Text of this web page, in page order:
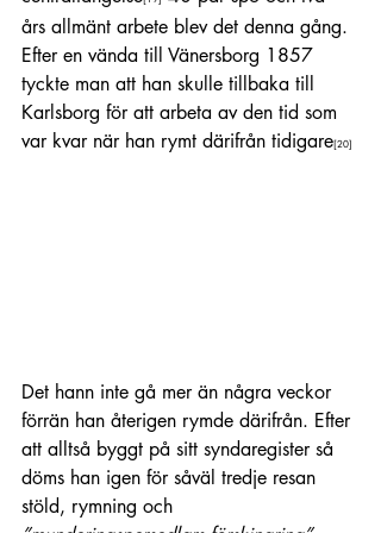
års allmänt arbete blev det denna gång.
Efter en vända till Vänersborg 1857
tyckte man att han skulle tillbaka till
Karlsborg för att arbeta av den tid som
var kvar när han rymt därifrån tidigare[20]
Det hann inte gå mer än några veckor
förrän han återigen rymde därifrån. Efter
att alltså byggt på sitt syndaregister så
döms han igen för såväl tredje resan
stöld, rymning och